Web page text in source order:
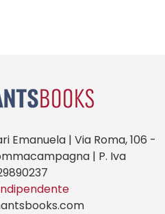
Emanuela | Via Roma, 106 -
| P. Iva